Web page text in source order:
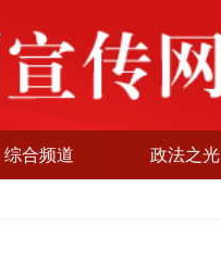
综合频道 政法之光